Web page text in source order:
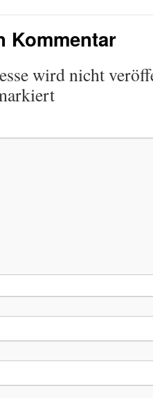
Kommentar
wird nicht